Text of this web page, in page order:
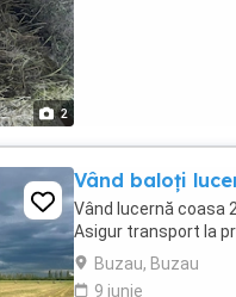
2
Vând baloți
Vând lucernă coasa
Asigur transport la
Buzau, Buzau
9 iunie